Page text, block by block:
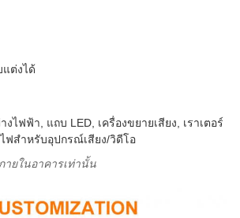
ต่งได้
งไฟฟ้า, แถบ LED, เครื่องขยายเสียง, เราเตอร์
ฟสำหรับอุปกรณ์เสียง/วิดีโอ
ยในอาคารเท่านั้น